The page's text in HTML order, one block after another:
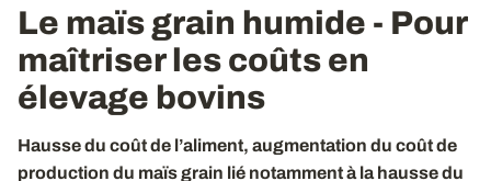
Le maïs grain humide - Pour
maîtriser les coûts en
élevage bovins
Hausse du coût de l’aliment, augmentation du coût de
production du maïs grain lié notamment à la hausse du